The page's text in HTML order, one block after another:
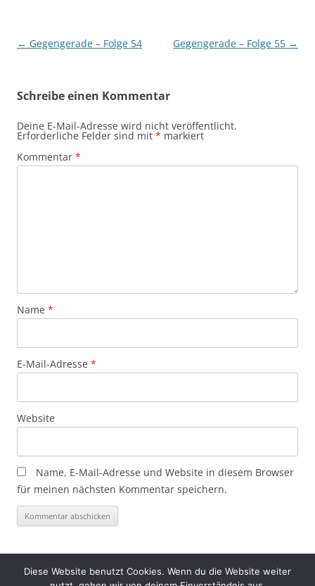
Beitragsnavigation
← Gegengerade – Folge 54 Gegengerade – Folge 55 →
Schreibe einen Kommentar
Deine E-Mail-Adresse wird nicht veröffentlicht.
Erforderliche Felder sind mit * markiert
Kommentar *
Name *
E-Mail-Adresse *
Website
Name, E-Mail-Adresse und Website in diesem Browser
für meinen nächsten Kommentar speichern.
Diese Website benutzt Cookies. Wenn du die Website weiter